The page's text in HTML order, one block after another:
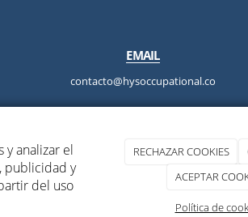
EMAIL
contacto@hysoccupational.co
|Política de cookies|
y analizar el
publicidad y
del uso
RECHAZAR COOKIES
ACEPTAR
Política de